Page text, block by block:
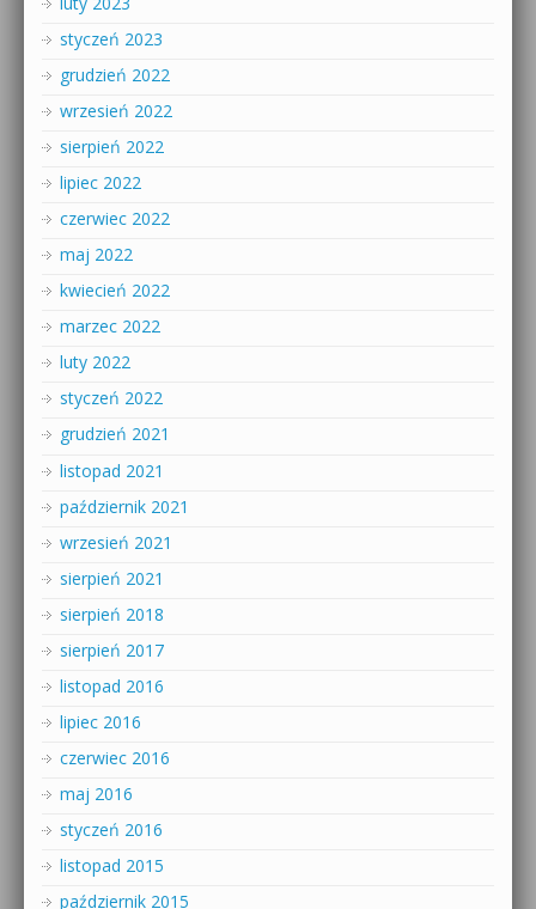
styczeń 2023
grudzień 2022
wrzesień 2022
sierpień 2022
lipiec 2022
czerwiec 2022
maj 2022
kwiecień 2022
marzec 2022
luty 2022
styczeń 2022
grudzień 2021
listopad 2021
październik 2021
wrzesień 2021
sierpień 2021
sierpień 2018
sierpień 2017
listopad 2016
lipiec 2016
czerwiec 2016
maj 2016
styczeń 2016
listopad 2015
październik 2015